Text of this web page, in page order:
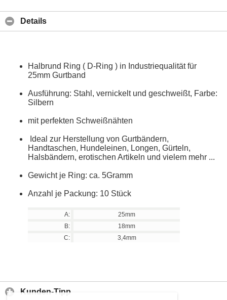
Details
Halbrund Ring ( D-Ring ) in Industriequalität für
25mm Gurtband
Ausführung: Stahl, vernickelt und geschweißt, Farbe:
Silbern
mit perfekten Schweißnähten
Ideal zur Herstellung von Gurtbändern,
Handtaschen, Hundeleinen, Longen, Gürteln,
Halsbändern, erotischen Artikeln und vielem mehr ...
Gewicht je Ring: ca. 5Gramm
Anzahl je Packung: 10 Stück
A:
25mm
B:
18mm
C:
3,4mm
Kunden-Tipp